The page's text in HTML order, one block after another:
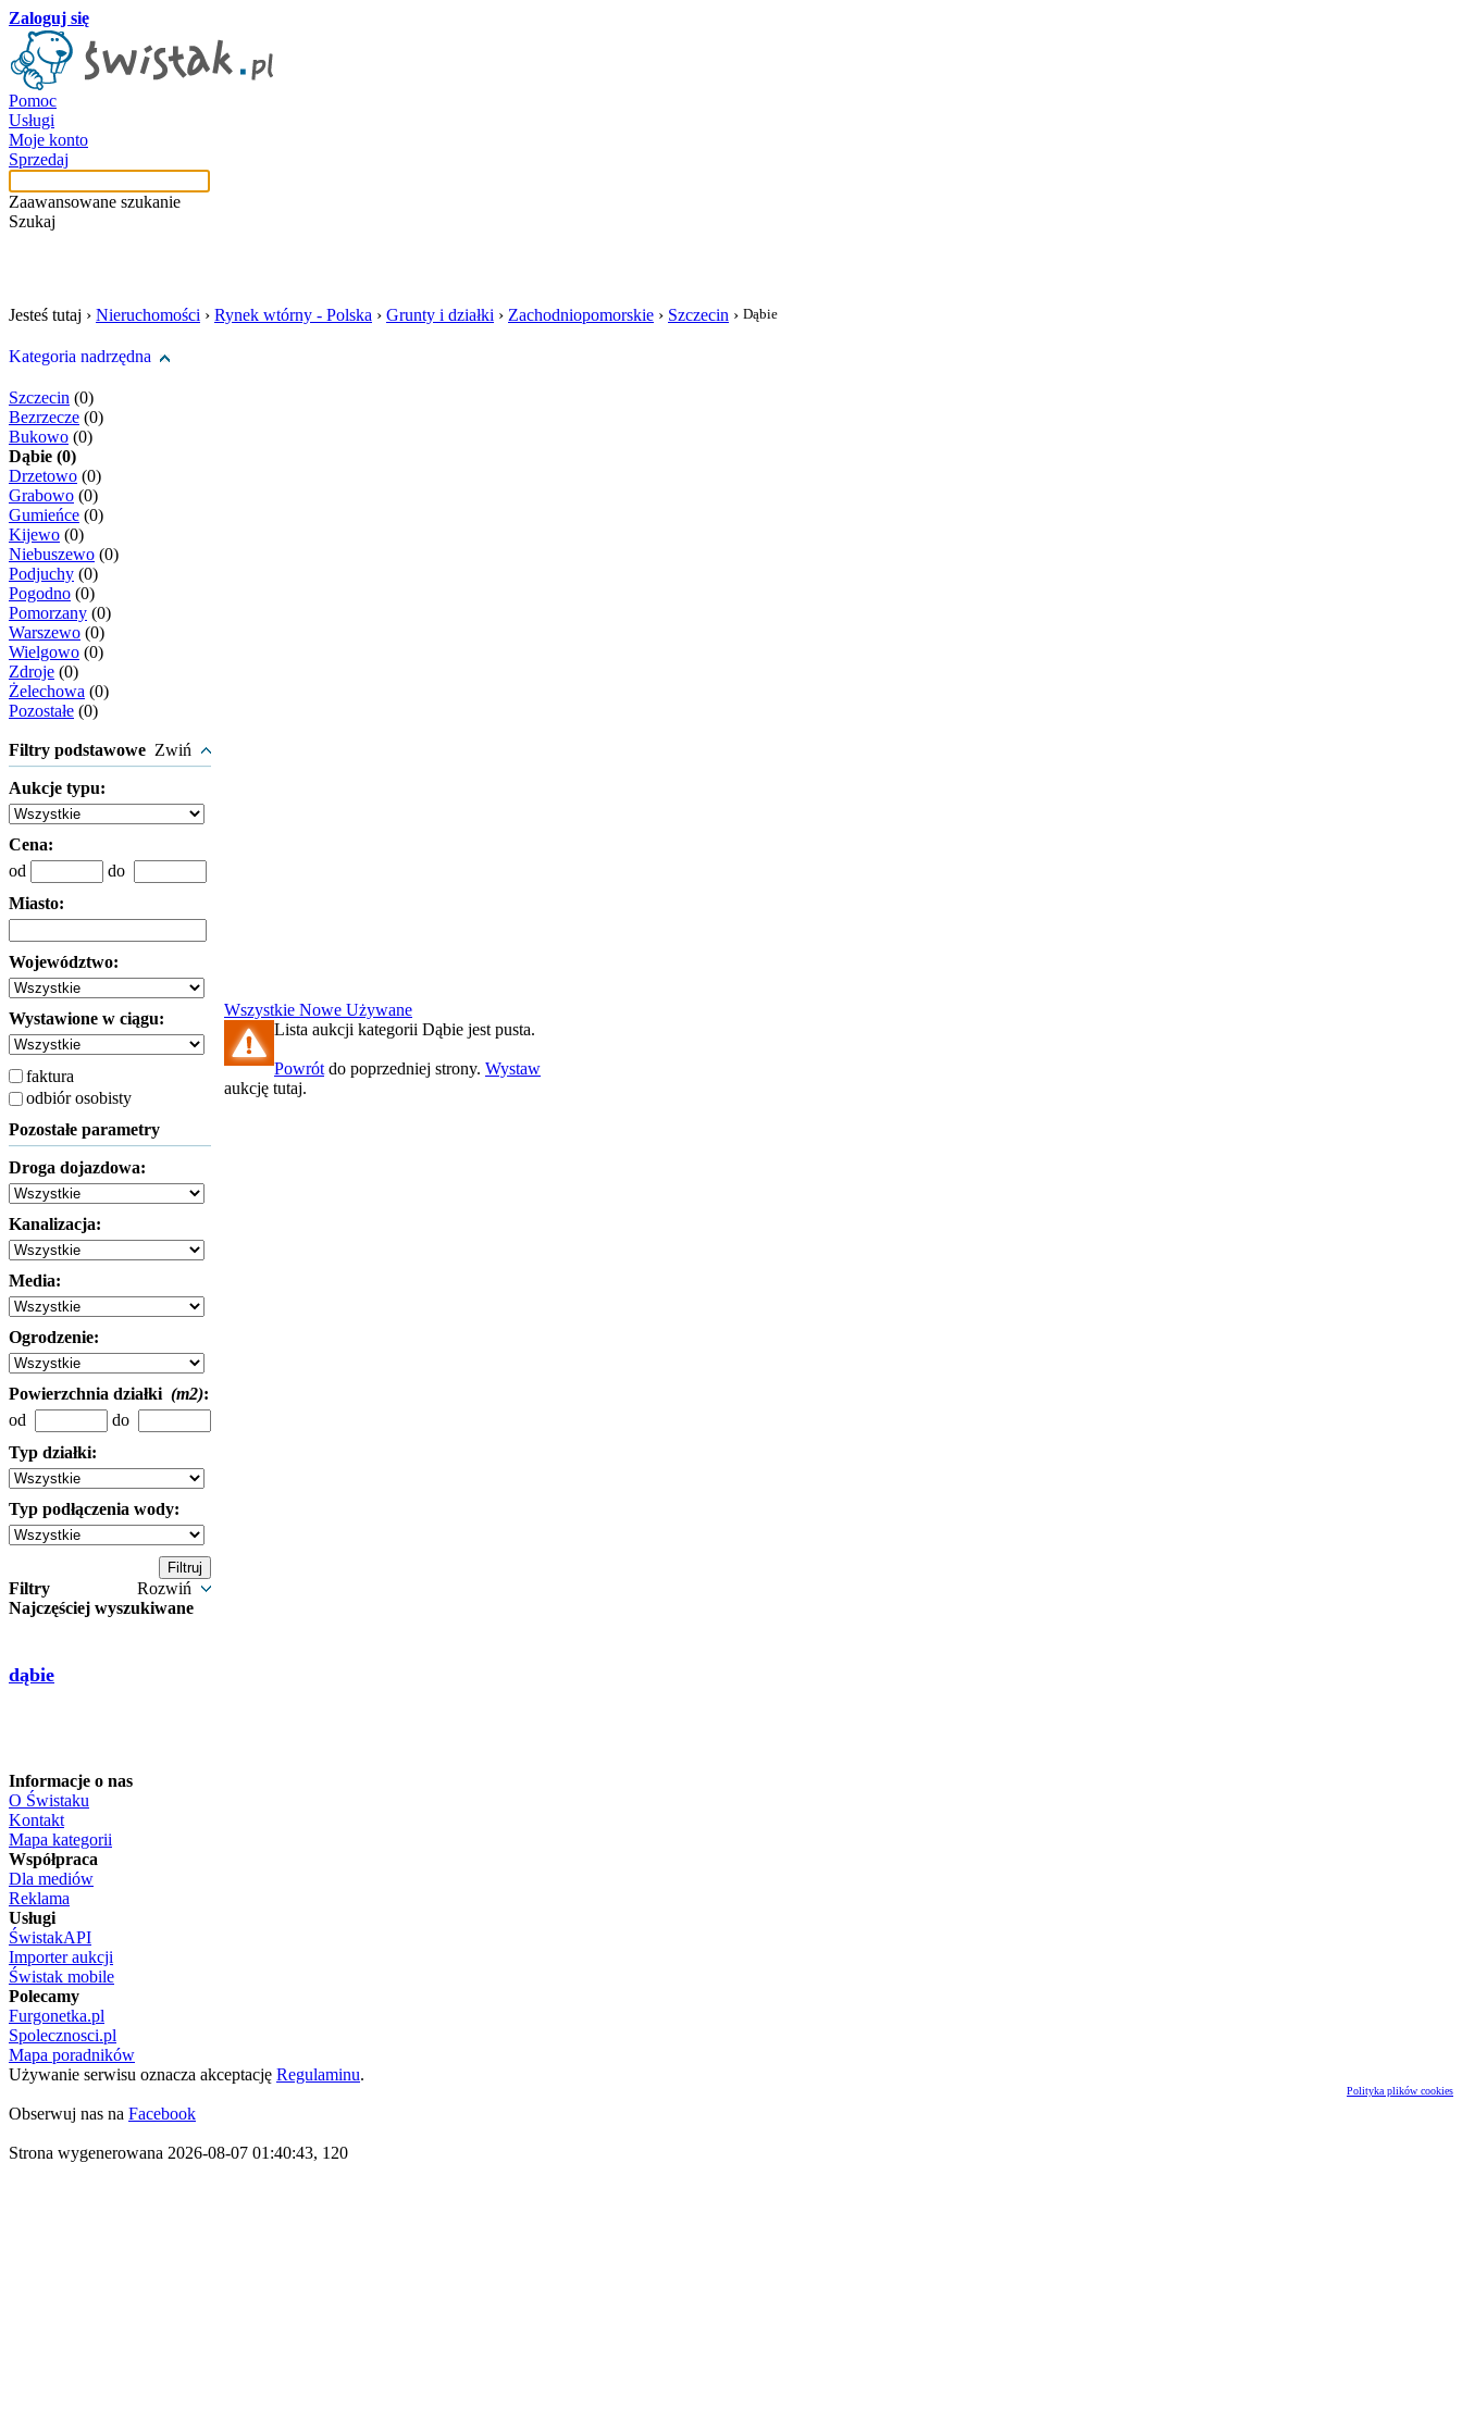
Zaloguj się
Pomoc
Usługi
Moje konto
Sprzedaj
Zaawansowane szukanie
Szukaj
Jesteś tutaj › Nieruchomości › Rynek wtórny - Polska › Grunty i działki › Zachodniopomorskie › Szczecin › Dąbie
Kategoria nadrzędna
Szczecin (0)
Bezrzecze (0)
Bukowo (0)
Dąbie (0)
Drzetowo (0)
Grabowo (0)
Gumieńce (0)
Kijewo (0)
Niebuszewo (0)
Podjuchy (0)
Pogodno (0)
Pomorzany (0)
Warszewo (0)
Wielgowo (0)
Zdroje (0)
Żelechowa (0)
Pozostałe (0)
Filtry podstawowe Zwiń
Aukcje typu:
Cena:
od
do
Miasto:
Województwo:
Wystawione w ciągu:
faktura
odbiór osobisty
Pozostałe parametry
Droga dojazdowa:
Kanalizacja:
Media:
Ogrodzenie:
Powierzchnia działki (m2):
od
do
Typ działki:
Typ podłączenia wody:
Filtry
Rozwiń
Najczęściej wyszukiwane
dąbie
Wszystkie Nowe Używane
Lista aukcji kategorii Dąbie jest pusta.
Powrót do poprzedniej strony. Wystaw
aukcję tutaj.
Informacje o nas
O Świstaku
Kontakt
Mapa kategorii
Współpraca
Dla mediów
Reklama
Usługi
ŚwistakAPI
Importer aukcji
Świstak mobile
Polecamy
Furgonetka.pl
Spolecznosci.pl
Mapa poradników
Używanie serwisu oznacza akceptację Regulaminu.
Polityka plików cookies
Obserwuj nas na Facebook
Strona wygenerowana 2026-08-07 01:40:43, 120